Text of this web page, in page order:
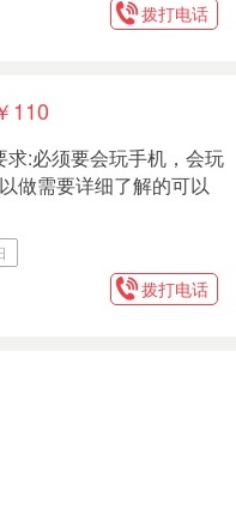
拨打电话
110
:必须要会玩手机，会玩
做需要详细了解的可以
拨打电话